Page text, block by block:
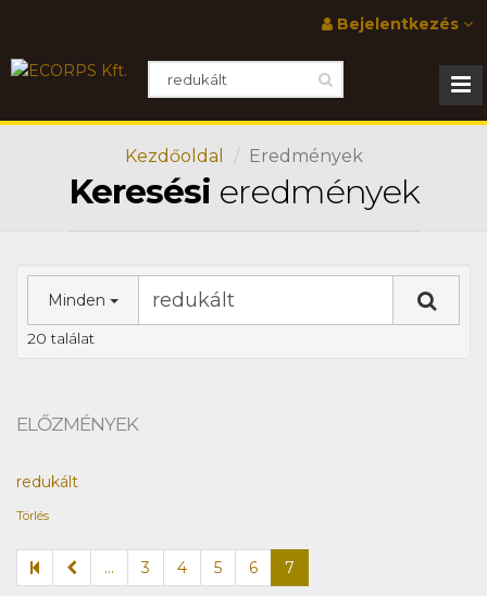
Bejelentkezés
Kezdőoldal Eredmények
Keresési eredmények
Minden
20 találat
ELŐZMÉNYEK
redukált
Törlés
... 3 4 5 6 7